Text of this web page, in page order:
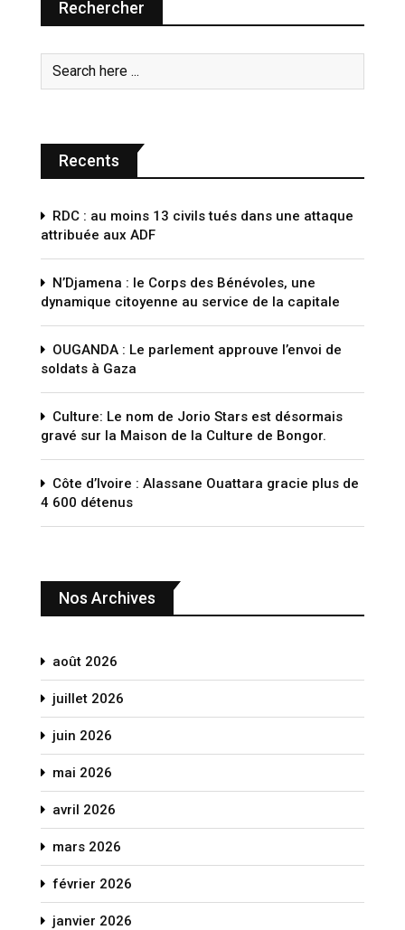
Rechercher
Recents
RDC : au moins 13 civils tués dans une attaque
attribuée aux ADF
N’Djamena : le Corps des Bénévoles, une
dynamique citoyenne au service de la capitale
OUGANDA : Le parlement approuve l’envoi de
soldats à Gaza
Culture: Le nom de Jorio Stars est désormais
gravé sur la Maison de la Culture de Bongor.
Côte d’Ivoire : Alassane Ouattara gracie plus de
4 600 détenus
Nos Archives
août 2026
juillet 2026
juin 2026
mai 2026
avril 2026
mars 2026
février 2026
janvier 2026